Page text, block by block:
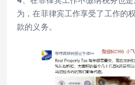
为，在菲律宾工作享受了工作的
款的义务。